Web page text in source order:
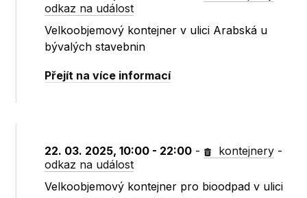
odkaz na událost
Velkoobjemový kontejner v ulici Arabská u
bývalých stavebnin
Přejít na více informací
22. 03. 2025, 10:00 - 22:00 - kontejnery -
odkaz na událost
Velkoobjemový kontejner pro bioodpad v ulici